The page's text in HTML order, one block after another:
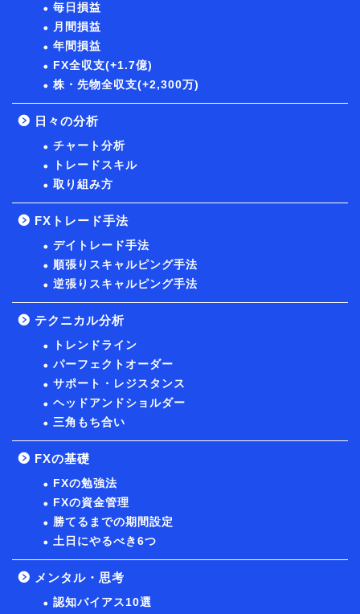
毎日損益
月間損益
年間損益
FX全収支(+1.7億)
株・先物全収支(+2,300万)
日々の分析
チャート分析
トレードスキル
取り組み方
FXトレード手法
デイトレード手法
順張りスキャルピング手法
逆張りスキャルピング手法
テクニカル分析
トレンドライン
パーフェクトオーダー
サポート・レジスタンス
ヘッドアンドショルダー
三角もち合い
FXの基礎
FXの勉強法
FXの資金管理
勝てるまでの期間設定
土日にやるべき6つ
メンタル・思考
認知バイアス10選